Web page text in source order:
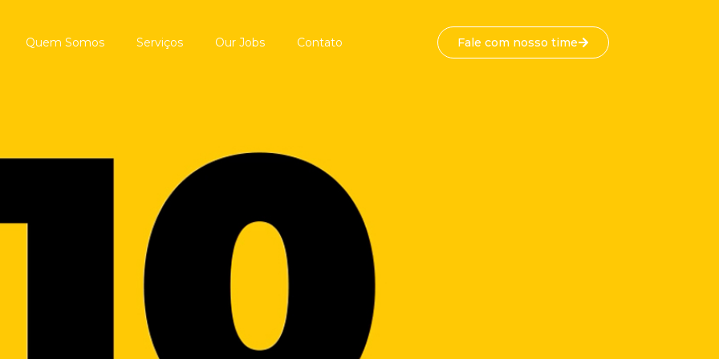
Quem Somos Serviços Our Jobs Contato Fale com nosso time